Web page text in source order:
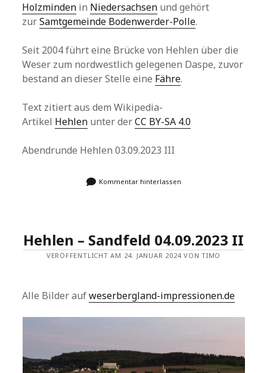
Holzminden in Niedersachsen und gehört
zurSamtgemeinde Bodenwerder-Polle.
Seit 2004 führt eine Brücke von Hehlen über die
Weser zum nordwestlich gelegenen Daspe, zuvor
bestand an dieser Stelle eine Fähre.
Text zitiert aus dem Wikipedia-
Artikel Hehlen unter derCC BY-SA 4.0
Abendrunde Hehlen 03.09.2023 III
Kommentar hinterlassen
Hehlen – Sandfeld 04.09.2023 II
VERÖFFENTLICHT AM 24. JANUAR 2024 VON TIMO
Alle Bilder aufweserbergland-impressionen.de